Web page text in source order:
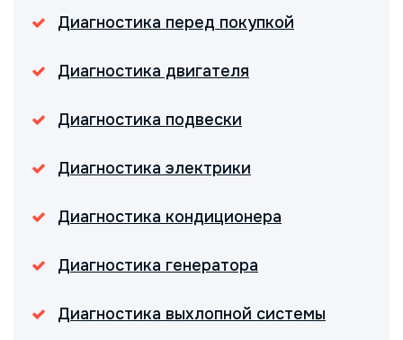
Диагностика перед покупкой
Диагностика двигателя
Диагностика подвески
Диагностика электрики
Диагностика кондиционера
Диагностика генератора
Диагностика выхлопной системы